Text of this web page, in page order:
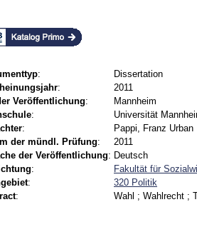
:
Dissertation
:
2011
Veröffentlichung:
Mannheim
:
Universität
:
Pappi, Franz Urban
der mündl. Prüfung:
2011
der Veröffentlichung: Deutsch
:
Fakultät für
:
320 Politik
: Wahl ; Wahlrecht ;